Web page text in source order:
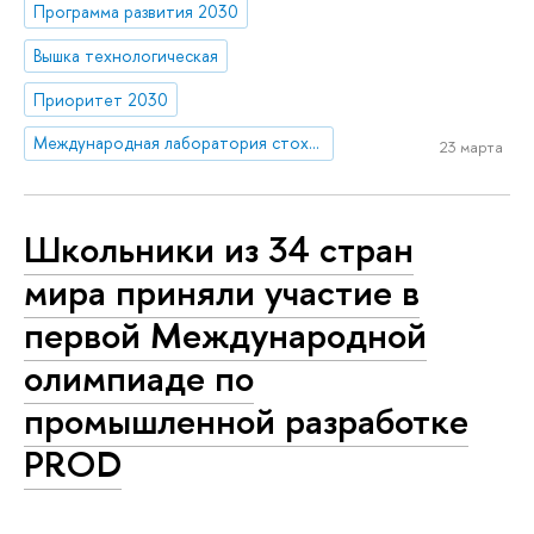
Программа развития 2030
Вышка технологическая
Приоритет 2030
Международная лаборатория стохастических алгоритмов и анализа многомерных данных
23 марта
Школьники из 34 стран
мира приняли участие в
первой Международной
олимпиаде по
промышленной разработке
PROD